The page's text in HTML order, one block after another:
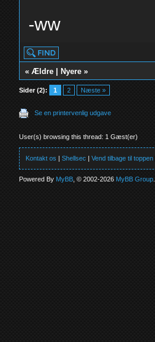
-ww
«Ældre Nyere »
Sider (2): 1 2 Næste »
Se en printervenlig udgave
User(s) browsing this thread: 1 Gæst(er)
Kontakt os |Shellsec |Vend tilbage til toppen
Powered ByMyBB , © 2002-2026MyBB Group